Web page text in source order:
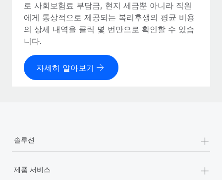
로 사회보험료 부담금, 현지 세금뿐 아니라 직원
에게 통상적으로 제공되는 복리후생의 평균 비용
의 상세 내역을 클릭 몇 번만으로 확인할 수 있습
니다.
자세히 알아보기
솔루션 +
제품 서비스 +